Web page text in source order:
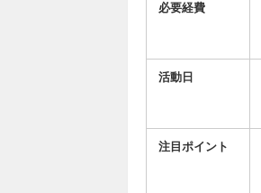
必要経費
活動日
注目ポイント